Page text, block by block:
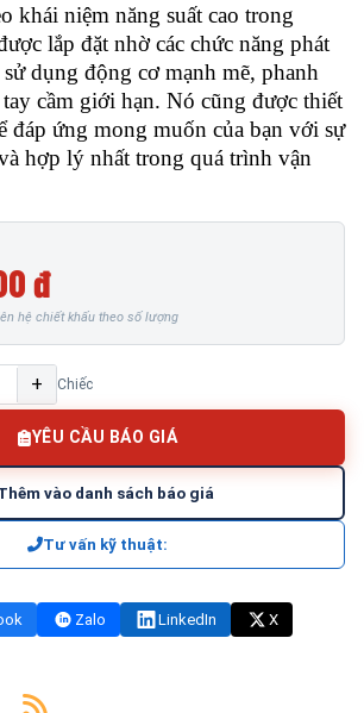
khái niệm năng suất cao trong
lắp đặt nhờ các chức năng phát
dụng động cơ mạnh mẽ, phanh
cầm giới hạn. Nó cũng được thiết
đáp ứng mong muốn của bạn với sự
hợp lý nhất trong quá trình vận
đ
hệ chiết khấu theo số lượng
+ Chiếc
YÊU CẦU BÁO GIÁ
vào danh sách báo giá
Tư vấn kỹ thuật:
Zalo LinkedIn
X